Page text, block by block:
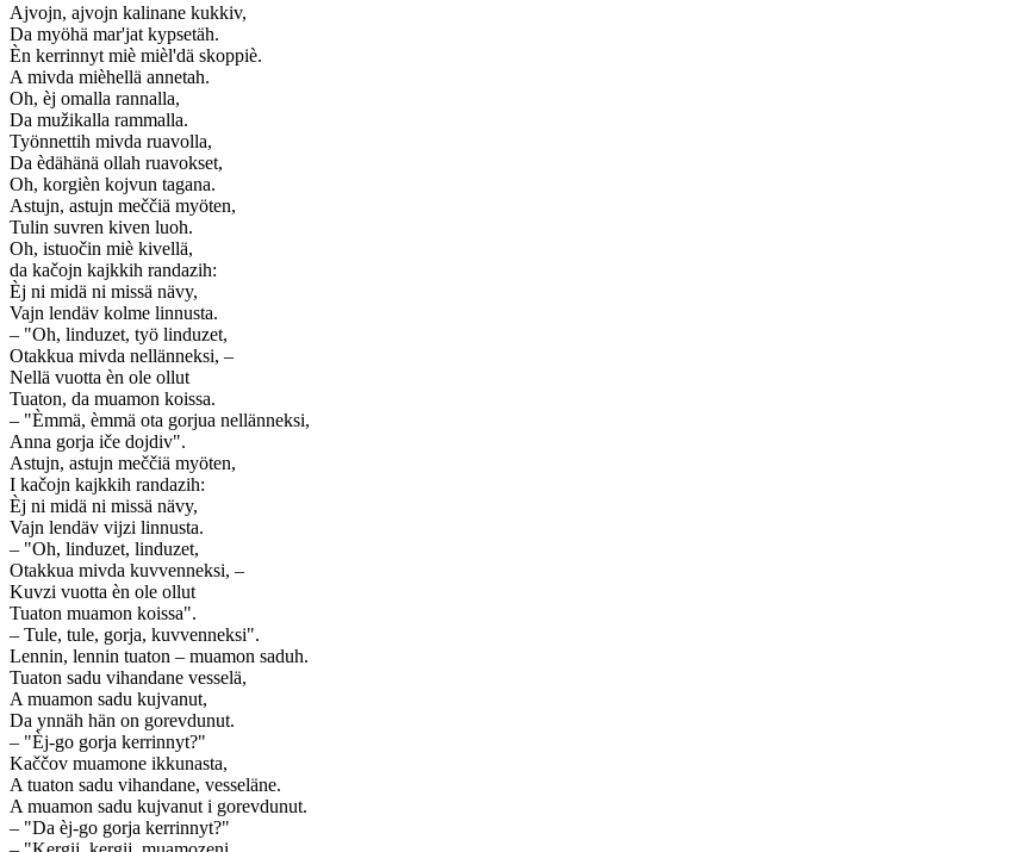
Ajvojn, ajvojn kalinane kukkiv,
Da myöhä mar'jat kypsetäh.
Èn kerrinnyt miè mièl'dä skoppiè.
A mivda mièhellä annetah.
Oh, èj omalla rannalla,
Da mužikalla rammalla.
Työnnettih mivda ruavolla,
Da èdähänä ollah ruavokset,
Oh, korgièn kojvun tagana.
Astujn, astujn meččiä myöten,
Tulin suvren kiven luoh.
Oh, istuočin miè kivellä,
da kačojn kajkkih randazih:
Èj ni midä ni missä nävy,
Vajn lendäv kolme linnusta.
– "Oh, linduzet, työ linduzet,
Otakkua mivda nellänneksi, –
Nellä vuotta èn ole ollut
Tuaton, da muamon koissa.
– "Èmmä, èmmä ota gorjua nellänneksi,
Anna gorja iče dojdiv".
Astujn, astujn meččiä myöten,
I kačojn kajkkih randazih:
Èj ni midä ni missä nävy,
Vajn lendäv vijzi linnusta.
– "Oh, linduzet, linduzet,
Otakkua mivda kuvvenneksi, –
Kuvzi vuotta èn ole ollut
Tuaton muamon koissa".
– Tule, tule, gorja, kuvvenneksi".
Lennin, lennin tuaton – muamon saduh.
Tuaton sadu vihandane vesselä,
A muamon sadu kujvanut,
Da ynnäh hän on gorevdunut.
– "Èj-go gorja kerrinnyt?"
Kaččov muamone ikkunasta,
A tuaton sadu vihandane, vesseläne.
A muamon sadu kujvanut i gorevdunut.
– "Da èj-go gorja kerrinnyt?"